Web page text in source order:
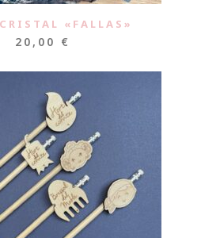
«FALLAS»
20,00 €